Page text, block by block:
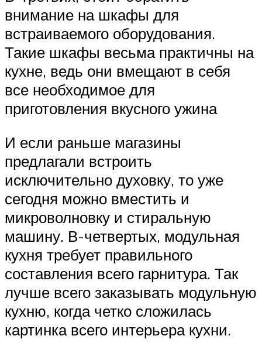
внимание на шкафы для
встраиваемого оборудования.
Такие шкафы весьма практичны на
кухне, ведь они вмещают в себя
все необходимое для
приготовления вкусного ужина
И если раньше магазины
предлагали встроить
исключительно духовку, то уже
сегодня можно вместить и
микроволновку и стиральную
машину. В-четвертых, модульная
кухня требует правильного
составления всего гарнитура. Так
лучше всего заказывать модульную
кухню, когда четко сложилась
картинка всего интерьера кухни.